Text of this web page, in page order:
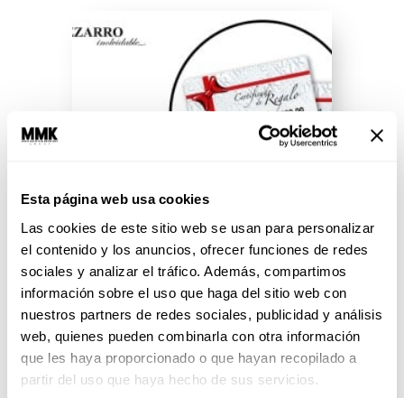
Esta página web usa cookies
Las cookies de este sitio web se usan para personalizar
el contenido y los anuncios, ofrecer funciones de redes
sociales y analizar el tráfico. Además, compartimos
información sobre el uso que haga del sitio web con
nuestros partners de redes sociales, publicidad y análisis
web, quienes pueden combinarla con otra información
que les haya proporcionado o que hayan recopilado a
partir del uso que haya hecho de sus servicios.
¿Ya tienes el regalo para tu
mamá? Bizzarro sí
Ejoya a tu mamá